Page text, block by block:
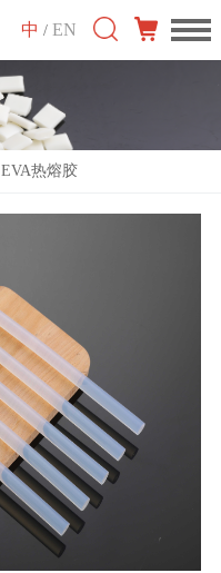
中 / EN
EVA热熔胶